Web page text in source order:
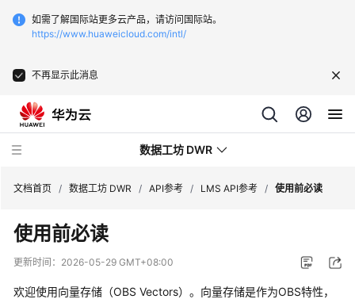
如需了解国际站更多云产品，请访问国际站。
https://www.huaweicloud.com/intl/
不再显示此消息
数据工坊 DWR
最
新
态
文档首页 / 数据工坊 DWR / API参考 / LMS API参考 / 使用前必读
使用前必读
更新时间： 2026-05-29 GMT+08:00
欢迎使用向量存储（OBS Vectors）。向量存储是作为OBS特性，